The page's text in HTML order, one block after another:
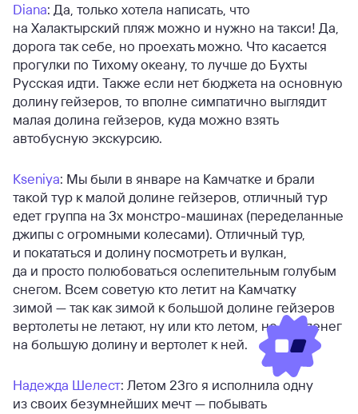
Diana: Да, только хотела написать, что
на Халактырский пляж можно и нужно на такси! Да,
дорога так себе, но проехать можно. Что касается
прогулки по Тихому океану, то лучше до Бухты
Русская идти. Также если нет бюджета на основную
долину гейзеров, то вполне симпатично выглядит
малая долина гейзеров, куда можно взять
автобусную экскурсию.
Kseniya: Мы были в январе на Камчатке и брали
такой тур к малой долине гейзеров, отличный тур
едет группа на 3х монстро-машинах (переделанные
джипы с огромными колесами). Отличный тур,
и покататься и долину посмотреть и вулкан,
да и просто полюбоваться ослепительным голубым
снегом. Всем советую кто летит на Камчатку
зимой — так как зимой к большой долине гейзеров
вертолеты не летают, ну или кто летом, но нет денег
на большую долину и вертолет к ней.
Надежда Шелест: Летом 23го я исполнила одну
из своих безумнейших мечт — побывать